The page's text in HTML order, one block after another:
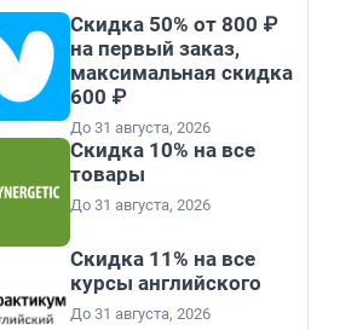
Скидка 50% от 800 ₽
на первый заказ,
максимальная скидка
600 ₽
До 31 августа, 2026
Скидка 10% на все
товары
До 31 августа, 2026
Скидка 11% на все
курсы английского
До 31 августа, 2026